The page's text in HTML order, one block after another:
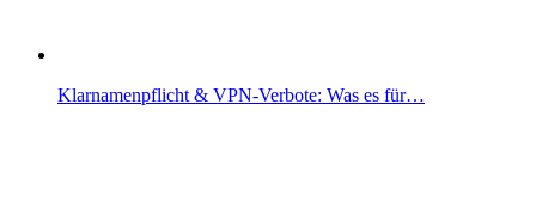
Klarnamenpflicht & VPN-Verbote: Was es für…